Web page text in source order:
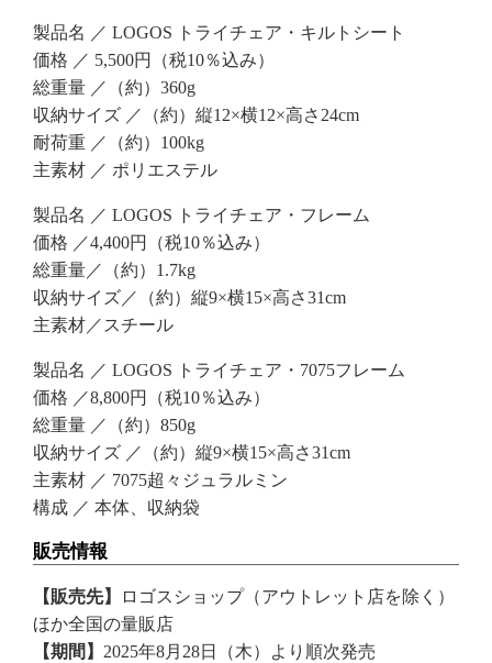
製品名 ／ LOGOS トライチェア・キルトシート
価格 ／ 5,500円（税10％込み）
総重量 ／（約）360g
収納サイズ ／（約）縦12×横12×高さ24cm
耐荷重 ／（約）100kg
主素材 ／ ポリエステル
製品名 ／ LOGOS トライチェア・フレーム
価格 ／4,400円（税10％込み）
総重量／（約）1.7kg
収納サイズ／（約）縦9×横15×高さ31cm
主素材／スチール
製品名 ／ LOGOS トライチェア・7075フレーム
価格 ／8,800円（税10％込み）
総重量 ／（約）850g
収納サイズ ／（約）縦9×横15×高さ31cm
主素材 ／ 7075超々ジュラルミン
構成 ／ 本体、収納袋
販売情報
【販売先】
ロゴスショップ（アウトレット店を除く）
ほか全国の量販店
【期間】 2025年8月28日（木）より順次発売